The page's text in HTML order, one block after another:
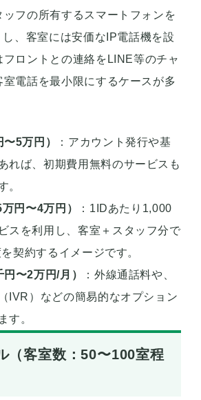
ッフの所有するスマートフォンを
、客室には安価なIP電話機を設
ロントとの連絡をLINE等のチャ
室電話を最小限にするケースが多
5万円）
：アカウント発行や基
れば、初期費用無料のサービスも
。
円〜4万円）
：1IDあたり1,000
スを利用し、客室＋スタッフ分で
契約するイメージです。
〜2万円/月）
：外線通話料や、
IVR）などの簡易的なオプション
す。
（客室数：50〜100室程